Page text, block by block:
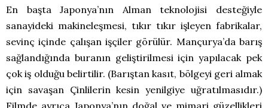
En başta Japonya’nın Alman teknolojisi desteğiyle
sanayideki makineleşmesi, tıkır tıkır işleyen fabrikalar,
sevinç içinde çalışan işçiler görülür. Mançurya’da barış
sağlandığında buranın geliştirilmesi için yapılacak pek
çok iş olduğu belirtilir. (Barıştan kasıt, bölgeyi geri almak
için savaşan Çinlilerin kesin yenilgiye uğratılmasıdır.)